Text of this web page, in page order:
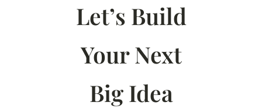
Let’s Build
Your Next
Big Idea